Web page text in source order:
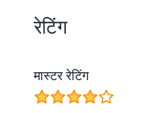
रेटिंग
मास्टर रेटिंग